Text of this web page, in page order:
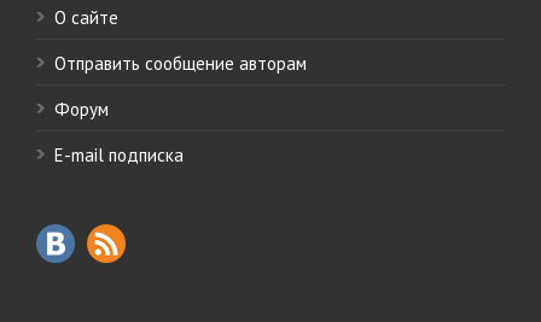
О сайте
Отправить сообщение авторам
Форум
E-mail подписка